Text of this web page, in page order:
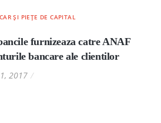
ȘI PIEȚE DE CAPITAL
furnizeaza catre ANAF
bancare ale clientilor
2017